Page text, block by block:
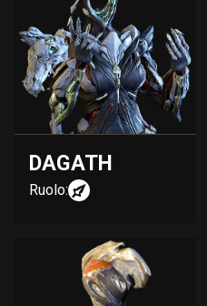
DAGATH
Ruolo: